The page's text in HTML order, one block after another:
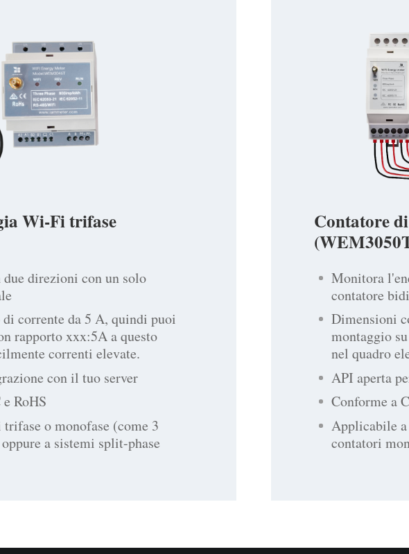
Wi-Fi trifase
direzioni con un solo
di corrente da 5 A, quindi puoi
rapporto xxx:5A a questo
correnti elevate.
con il tuo server
RoHS
o monofase (come 3
a sistemi split-phase
Contatore
Monitora
contatore
Dimensioni
montaggio
nel quadro
API aperta
Conforme a
Applicabile
contatori